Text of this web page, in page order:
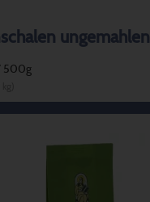
ungemahlen
500g